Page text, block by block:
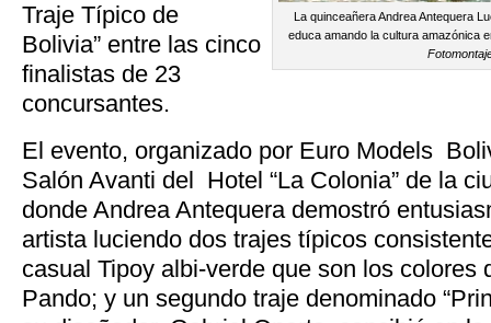
La quinceañera Andrea Antequera
educa amando la cultura amazónica
Traje Típico de
Bolivia” entre las cinco
finalistas de 23
concursantes.
El evento, organizado por Euro Models
Salón Avanti del Hotel “La Colonia” de la
donde Andrea Antequera demostró
artista luciendo dos trajes típicos
casual Tipoy albi-verde que son los colores
Pando; y un segundo traje denominado